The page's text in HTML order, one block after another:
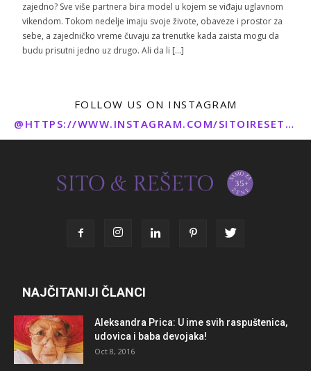
zajedno? Sve više partnera bira model u kojem se viđaju uglavnom
vikendom. Tokom nedelje imaju svoje živote, obaveze i prostor za
sebe, a zajedničko vreme čuvaju za trenutke kada zaista mogu da
budu prisutni jedno uz drugo. Ali da li […]
FOLLOW US ON INSTAGRAM
@HTTPS://WWW.INSTAGRAM.COM/SITOIRESETO/
NAJČITANIJI ČLANCI
Aleksandra Prica: U ime svih raspuštenica,
udovica i baba devojaka!
Oct 8, 2016